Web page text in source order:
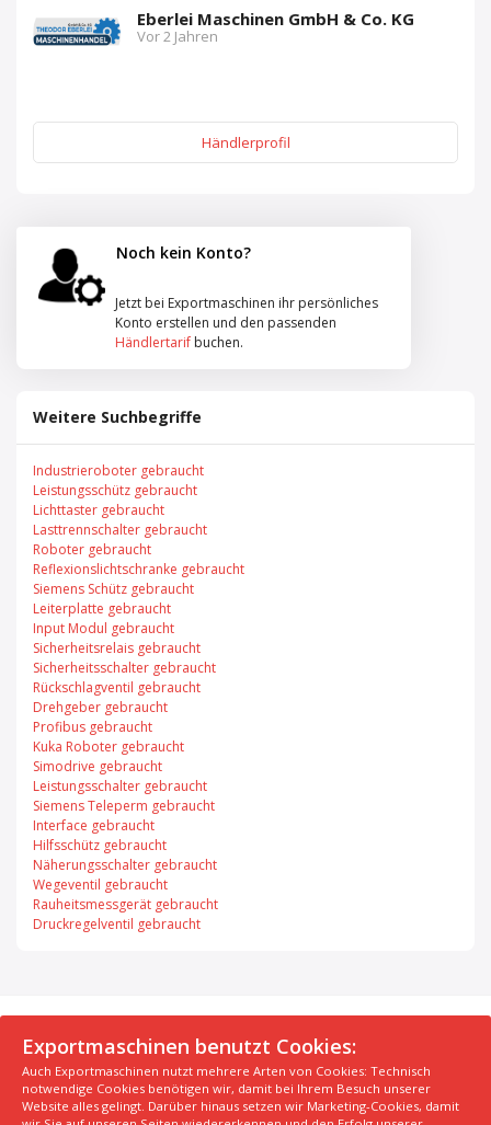
Eberlei Maschinen GmbH & Co. KG
Vor 2 Jahren
Händlerprofil
Noch kein Konto?
Jetzt bei Exportmaschinen ihr persönliches
Konto erstellen und den passenden
Händlertarif buchen.
Weitere Suchbegriffe
Industrieroboter gebraucht
Leistungsschütz gebraucht
Lichttaster gebraucht
Lasttrennschalter gebraucht
Roboter gebraucht
Reflexionslichtschranke gebraucht
Siemens Schütz gebraucht
Leiterplatte gebraucht
Input Modul gebraucht
Sicherheitsrelais gebraucht
Sicherheitsschalter gebraucht
Rückschlagventil gebraucht
Drehgeber gebraucht
Profibus gebraucht
Kuka Roboter gebraucht
Simodrive gebraucht
Leistungsschalter gebraucht
Siemens Teleperm gebraucht
Interface gebraucht
Hilfsschütz gebraucht
Näherungsschalter gebraucht
Wegeventil gebraucht
Rauheitsmessgerät gebraucht
Druckregelventil gebraucht
© 2026 Exportmaschinen.de
Über uns
AGB Datenschutzerklärung
FAQ
Impressum
Hersteller
Unsere Top Maschinen #1
Exportmaschinen benutzt Cookies:
Auch Exportmaschinen nutzt mehrere Arten von Cookies: Technisch
notwendige Cookies benötigen wir, damit bei Ihrem Besuch unserer
Website alles gelingt. Darüber hinaus setzen wir Marketing-Cookies, damit